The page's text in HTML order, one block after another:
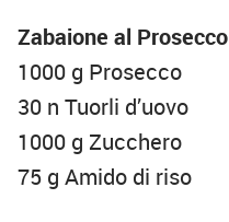
Zabaione al Prosecco
1000 g Prosecco
30 n Tuorli d’uovo
1000 g Zucchero
75 g Amido di riso